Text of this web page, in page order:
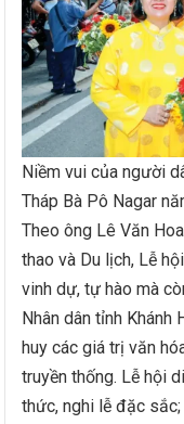
Niềm vui của người
Tháp Bà Pô Nagar
Theo ông Lê Văn
thao và Du lịch, Lễ
vinh dự, tự hào mà
Nhân dân tỉnh
huy các giá trị văn
truyền thống. Lễ hội
thức, nghi lễ đặc